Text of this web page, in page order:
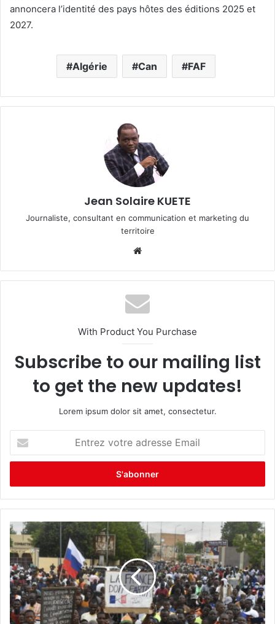
annoncera l’identité des pays hôtes des éditions 2025 et
2027.
Algérie Can FAF
Jean Solaire KUETE
Journaliste, consultant en communication et marketing du
territoire
te
With Product You Purchase
Subscribe to our mailing list
to get the new updates!
Lorem ipsum dolor sit amet, consectetur.
t
e
z
o
t
r
e
a
d
r
e